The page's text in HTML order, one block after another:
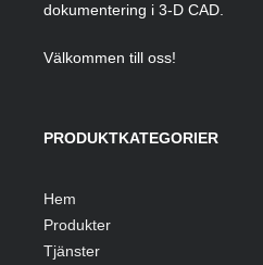
dokumentering i 3-D CAD.
Välkommen till oss!
PRODUKTKATEGORIER
Hem
Produkter
Tjänster